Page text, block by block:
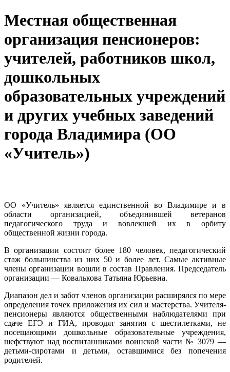
Местная общественная
организация пенсионеров:
учителей, работников школ,
дошкольных
образовательных учреждений
и других учебных заведений
города Владимира (ОО
«Учитель»)
ОО «Учитель» является единственной во Владимире и в
области организацией, объединившей ветеранов
педагогического труда и вовлекшей их в орбиту
общественной жизни города.
В организации состоит более 180 человек, педагогический
стаж большинства из них 50 и более лет. Самые активные
члены организации вошли в состав Правления. Председатель
организации — Ковалькова Татьяна Юрьевна.
Диапазон дел и забот членов организации расширялся по мере
определения точек приложения их сил и мастерства. Учителя-
пенсионеры являются общественными наблюдателями при
сдаче ЕГЭ и ГИА, проводят занятия с шестилетками, не
посещающими дошкольные образовательные учреждения,
шефствуют над воспитанниками воинской части № 3079 —
детьми-сиротами и детьми, оставшимися без попечения
родителей.